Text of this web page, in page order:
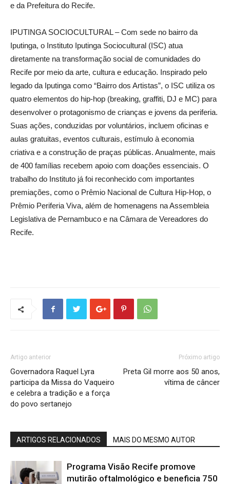
e da Prefeitura do Recife.
IPUTINGA SOCIOCULTURAL – Com sede no bairro da
Iputinga, o Instituto Iputinga Sociocultural (ISC) atua
diretamente na transformação social de comunidades do
Recife por meio da arte, cultura e educação. Inspirado pelo
legado da Iputinga como “Bairro dos Artistas”, o ISC utiliza os
quatro elementos do hip-hop (breaking, graffiti, DJ e MC) para
desenvolver o protagonismo de crianças e jovens da periferia.
Suas ações, conduzidas por voluntários, incluem oficinas e
aulas gratuitas, eventos culturais, estímulo à economia
criativa e a construção de praças públicas. Anualmente, mais
de 400 famílias recebem apoio com doações essenciais. O
trabalho do Instituto já foi reconhecido com importantes
premiações, como o Prêmio Nacional de Cultura Hip-Hop, o
Prêmio Periferia Viva, além de homenagens na Assembleia
Legislativa de Pernambuco e na Câmara de Vereadores do
Recife.
Artigo anterior
Governadora Raquel Lyra
participa da Missa do Vaqueiro
e celebra a tradição e a força
do povo sertanejo
Próximo artigo
Preta Gil morre aos 50 anos,
vítima de câncer
ARTIGOS RELACIONADOS MAIS DO MESMO AUTOR
Programa Visão Recife promove
mutirão oftalmológico e beneficia 750